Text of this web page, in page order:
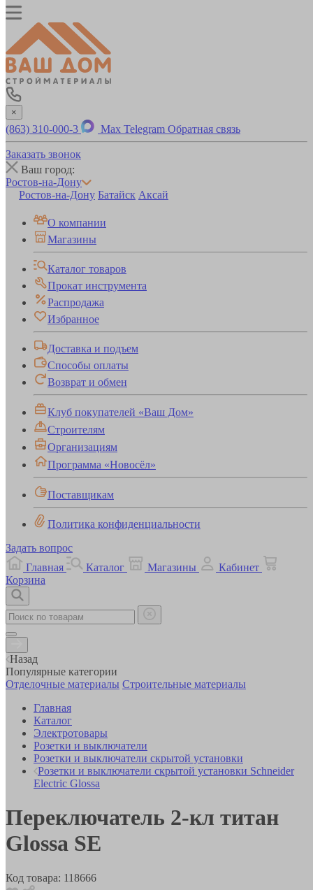
×
(863) 310-000-3 Max Telegram Обратная связь
Заказать звонок
Ваш город:
Ростов-на-Дону
Ростов-на-Дону Батайск Аксай
О компании
Магазины
Каталог товаров
Прокат инструмента
Распродажа
Избранное
Доставка и подъем
Способы оплаты
Возврат и обмен
Клуб покупателей «Ваш Дом»
Строителям
Организациям
Программа «Новосёл»
Поставщикам
Политика конфиденциальности
Задать вопрос
Главная
Каталог Магазины
Кабинет
Корзина
Назад
Популярные категории
Отделочные материалы Строительные материалы
Главная
Каталог
Электротовары
Розетки и выключатели
Розетки и выключатели скрытой установки
Розетки и выключатели скрытой установки Schneider
Electric Glossa
Переключатель 2-кл титан
Glossa SE
Код товара: 118666